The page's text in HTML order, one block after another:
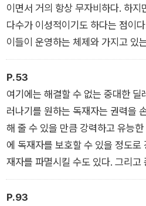
스, 독일 등 서유럽 여러 나라에서
이 부상하고 있다. 미국 역시 다시
주의가 후퇴하고 있다.
그렇다면, 권위주의 정권은 어떻게
가? 굳건하게 보이는 독재자의 권
는가? 그들이 몰락할 때 어떤 일이
(Marcel Dirsus)는 『독재자는 어
게 살아남는가』(필로스 시리즈 41
민주주의의 새로운 가능성을 모색
이면서 거의 항상 무자비하다. 하지
다수가 이성적이기도 하다는 점이
이들이 운영하는 체제와 가지고 있
궁에서 부를 축적하는 동안 대중을
는 전략은 합리적이다. 이것이 그들
문 황금 권총의 역설)
P.53
여기에는 해결할 수 없는 중대한
러나기를 원하는 독재자는 권력을
해 줄 수 있을 만큼 강력하고 유능
에 독재자를 보호할 수 있을 정도
재자를 파멸시킬 수도 있다. 그리고
자를 완전히 짓밟아 버린다. 자존심
한 취급을 받는 데 만족할 리 없기
P.93